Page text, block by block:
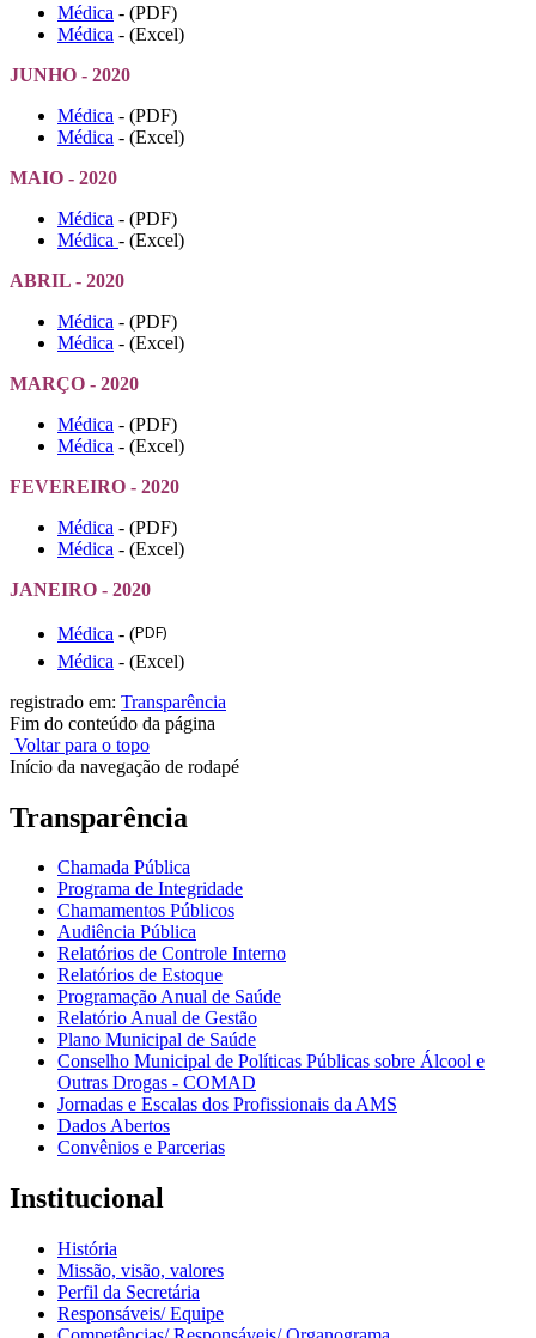
Médica - (PDF)
Médica - (Excel)
JUNHO - 2020
Médica - (PDF)
Médica - (Excel)
MAIO - 2020
Médica - (PDF)
Médica - (Excel)
ABRIL - 2020
Médica - (PDF)
Médica - (Excel)
MARÇO - 2020
Médica - (PDF)
Médica - (Excel)
FEVEREIRO - 2020
Médica - (PDF)
Médica - (Excel)
JANEIRO - 2020
Médica - (PDF)
Médica - (Excel)
registrado em: Transparência
Fim do conteúdo da página
Voltar para o topo
Início da navegação de rodapé
Transparência
Chamada Pública
Programa de Integridade
Chamamentos Públicos
Audiência Pública
Relatórios de Controle Interno
Relatórios de Estoque
Programação Anual de Saúde
Relatório Anual de Gestão
Plano Municipal de Saúde
Conselho Municipal de Políticas Públicas sobre Álcool e
Outras Drogas - COMAD
Jornadas e Escalas dos Profissionais da AMS
Dados Abertos
Convênios e Parcerias
Institucional
História
Missão, visão, valores
Perfil da Secretária
Responsáveis/ Equipe